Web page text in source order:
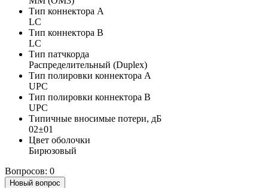
Тип коннектора A
LC
Тип коннектора B
LC
Тип патчкорда
Распределительный (Duplex)
Тип полировки коннектора A
UPC
Тип полировки коннектора B
UPC
Типичные вносимые потери, дБ
02±01
Цвет оболочки
Бирюзовый
Вопросов: 0
Новый вопрос